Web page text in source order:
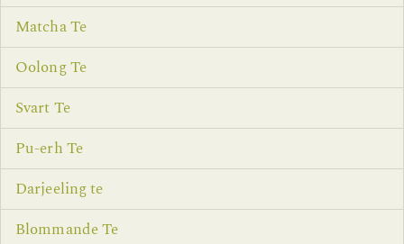
Matcha Te
Oolong Te
Svart Te
Pu-erh Te
Darjeeling te
Blommande Te